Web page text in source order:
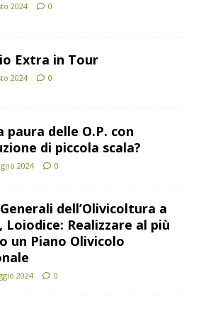
2024 0
Extra in Tour
2024 0
paura delle O.P. con
di piccola scala?
2024 0
dell’Olivicoltura a
Loiodice: Realizzare al più
un Piano Olivicolo
2024 0